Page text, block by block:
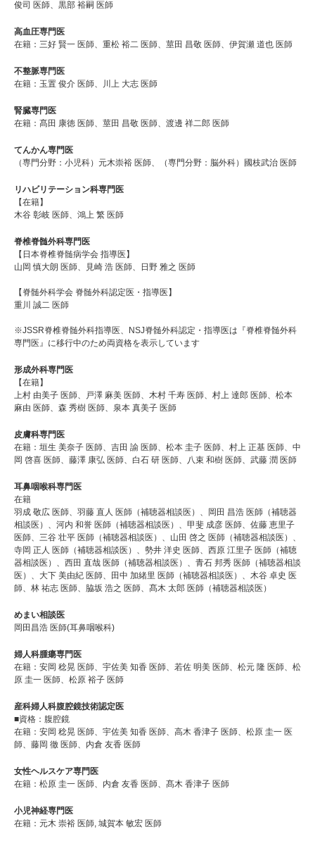
俊司 医師、黒部 裕嗣 医師
高血圧専門医
在籍：三好 賢一 医師、重松 裕二 医師、莖田 昌敬 医師、伊賀瀬 道也 医師
不整脈専門医
在籍：玉置 俊介 医師、川上 大志 医師
腎臓専門医
在籍：髙田 康徳 医師、莖田 昌敬 医師、渡邊 祥二郎 医師
てんかん専門医
（専門分野：小児科）元木崇裕 医師、（専門分野：脳外科）國枝武治 医師
リハビリテーション科専門医
【在籍】
木谷 彰岐 医師、鴻上 繁 医師
脊椎脊髄外科専門医
【日本脊椎脊髄病学会 指導医】
山岡 慎大朗 医師、見崎 浩 医師、日野 雅之 医師
【脊髄外科学会 脊髄外科認定医・指導医】
重川 誠二 医師
※JSSR脊椎脊髄外科指導医、NSJ脊髄外科認定・指導医は『脊椎脊髄外科
専門医』に移行中のため両資格を表示しています
形成外科専門医
【在籍】
上村 由美子 医師、戸澤 麻美 医師、木村 千寿 医師、村上 達郎 医師、松本
麻由 医師、森 秀樹 医師、泉本 真美子 医師
皮膚科専門医
在籍：垣生 美奈子 医師、吉田 諭 医師、松本 圭子 医師、村上 正基 医師、中
岡 啓喜 医師、藤澤 康弘 医師、白石 研 医師、八束 和樹 医師、武藤 潤 医師
耳鼻咽喉科専門医
在籍
羽成 敬広 医師、羽藤 直人 医師（補聴器相談医）、岡田 昌浩 医師（補聴器
相談医）、河内 和誉 医師（補聴器相談医）、甲斐 成彦 医師、佐藤 恵里子
医師、三谷 壮平 医師（補聴器相談医）、山田 啓之 医師（補聴器相談医）、
寺岡 正人 医師（補聴器相談医）、勢井 洋史 医師、西原 江里子 医師（補聴
器相談医）、西田 直哉 医師（補聴器相談医）、青石 邦秀 医師（補聴器相談
医）、大下 美由紀 医師、田中 加緒里 医師（補聴器相談医）、木谷 卓史 医
師、林 祐志 医師、脇坂 浩之 医師、髙木 太郎 医師（補聴器相談医）
めまい相談医
岡田昌浩 医師(耳鼻咽喉科)
婦人科腫瘍専門医
在籍：安岡 稔晃 医師、宇佐美 知香 医師、若佐 明美 医師、松元 隆 医師、松
原 圭一 医師、松原 裕子 医師
産科婦人科腹腔鏡技術認定医
■資格：腹腔鏡
在籍：安岡 稔晃 医師、宇佐美 知香 医師、高木 香津子 医師、松原 圭一 医
師、藤岡 徹 医師、内倉 友香 医師
女性ヘルスケア専門医
在籍：松原 圭一 医師、内倉 友香 医師、髙木 香津子 医師
小児神経専門医
在籍：元木 崇裕 医師, 城賀本 敏宏 医師